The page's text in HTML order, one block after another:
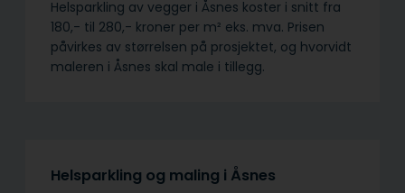
Helsparkling av vegger i Åsnes koster i snitt fra
180,- til 280,- kroner per m² eks. mva. Prisen
påvirkes av størrelsen på prosjektet, og hvorvidt
maleren i Åsnes skal male i tillegg.
Helsparkling og maling i Åsnes